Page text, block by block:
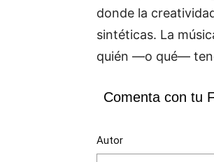
donde la
sintéticas. La
quién —o qué—
Comenta con tu
Autor